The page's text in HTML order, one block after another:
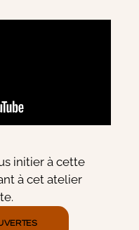
initier à cette
à cet atelier